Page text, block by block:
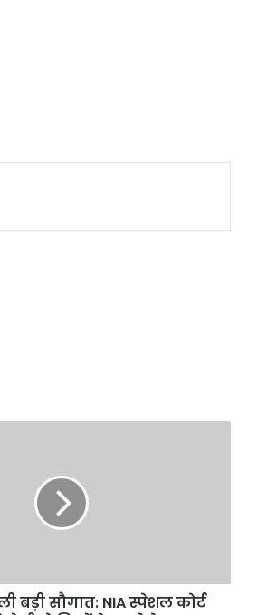
बड़ी सौगात: NIA स्पेशल कोर्ट